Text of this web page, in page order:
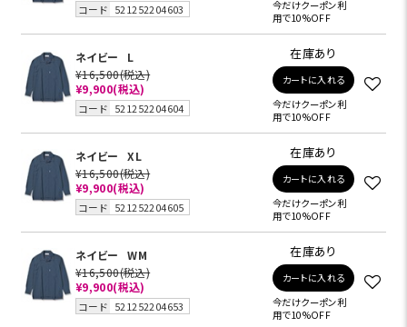
コード 521252204603
今だけクーポン利
用で10%OFF
ネイビー
L
¥16,500(税込)
¥9,900(税込)
コード 521252204604
在庫あり
カートに入れる
今だけクーポン利
用で10%OFF
ネイビー
XL
¥16,500(税込)
¥9,900(税込)
コード 521252204605
在庫あり
カートに入れる
今だけクーポン利
用で10%OFF
ネイビー
WM
¥16,500(税込)
¥9,900(税込)
コード 521252204653
在庫あり
カートに入れる
今だけクーポン利
用で10%OFF